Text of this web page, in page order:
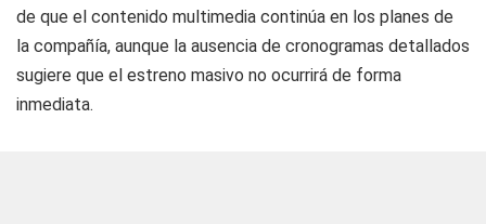
de que el contenido multimedia continúa en los planes de
la compañía, aunque la ausencia de cronogramas detallados
sugiere que el estreno masivo no ocurrirá de forma
inmediata.